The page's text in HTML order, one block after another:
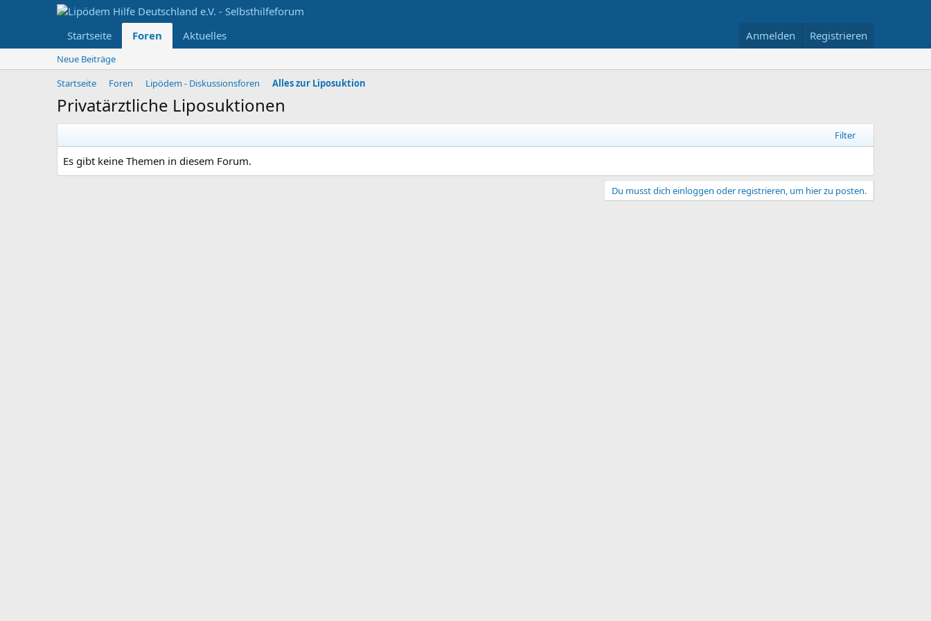
Startseite Foren Aktuelles Anmelden Registrieren
Neue Beiträge
Startseite
Foren Lipödem - Diskussionsforen Alles zur Liposuktion
Privatärztliche Liposuktionen
Filter
Es gibt keine Themen in diesem Forum.
Du musst dich einloggen oder registrieren, um hier zu posten.